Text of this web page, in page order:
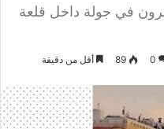
في جولة داخل قلعة
0
89 أقل من دقيقة